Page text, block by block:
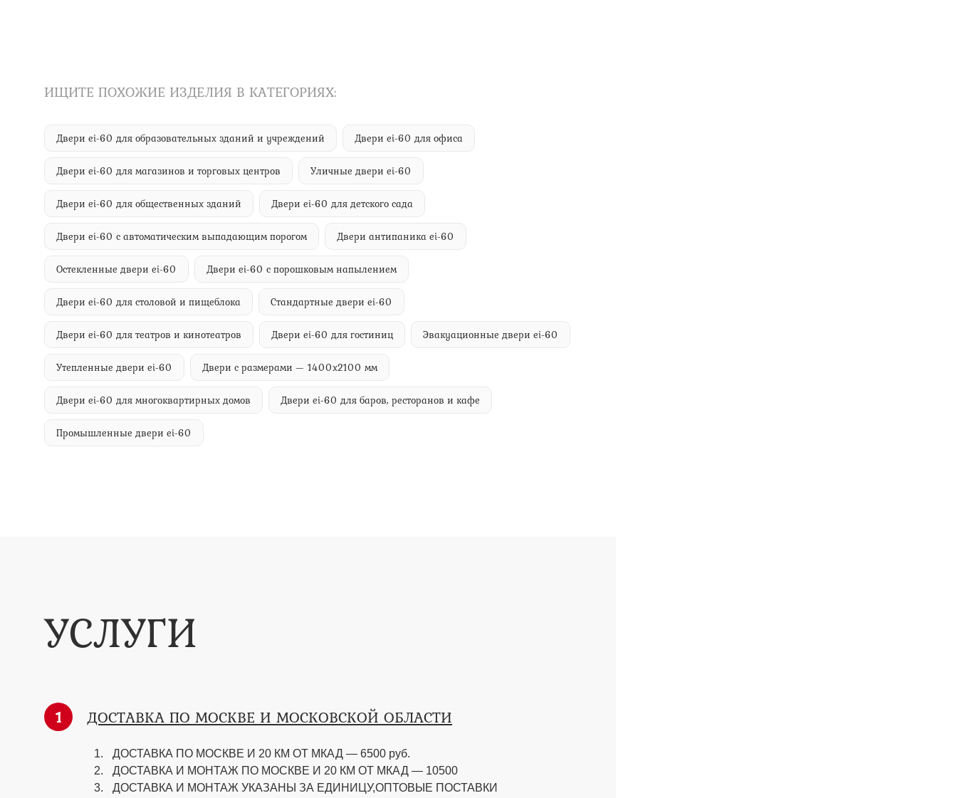
ИЩИТЕ ПОХОЖИЕ ИЗДЕЛИЯ В КАТЕГОРИЯХ:
Двери ei-60 для образовательных зданий и учреждений Двери ei-60 для офиса
Двери ei-60 для магазинов и торговых центров Уличные двери ei-60
Двери ei-60 для общественных зданий Двери ei-60 для детского сада
Двери ei-60 с автоматическим выпадающим порогом Двери антипаника ei-60
Остекленные двери ei-60 Двери ei-60 с порошковым напылением
Двери ei-60 для столовой и пищеблока Стандартные двери ei-60
Двери ei-60 для театров и кинотеатров Двери ei-60 для гостиниц Эвакуационные двери ei-60
Утепленные двери ei-60 Двери с размерами — 1400х2100 мм
Двери ei-60 для многоквартирных домов Двери ei-60 для баров, ресторанов и кафе
Промышленные двери ei-60
УСЛУГИ
1 ДОСТАВКА ПО МОСКВЕ И МОСКОВСКОЙ ОБЛАСТИ
ДОСТАВКА ПО МОСКВЕ И 20 КМ ОТ МКАД — 6500 руб.
ДОСТАВКА И МОНТАЖ ПО МОСКВЕ И 20 КМ ОТ МКАД — 10500
ДОСТАВКА И МОНТАЖ УКАЗАНЫ ЗА ЕДИНИЦУ,ОПТОВЫЕ ПОСТАВКИ